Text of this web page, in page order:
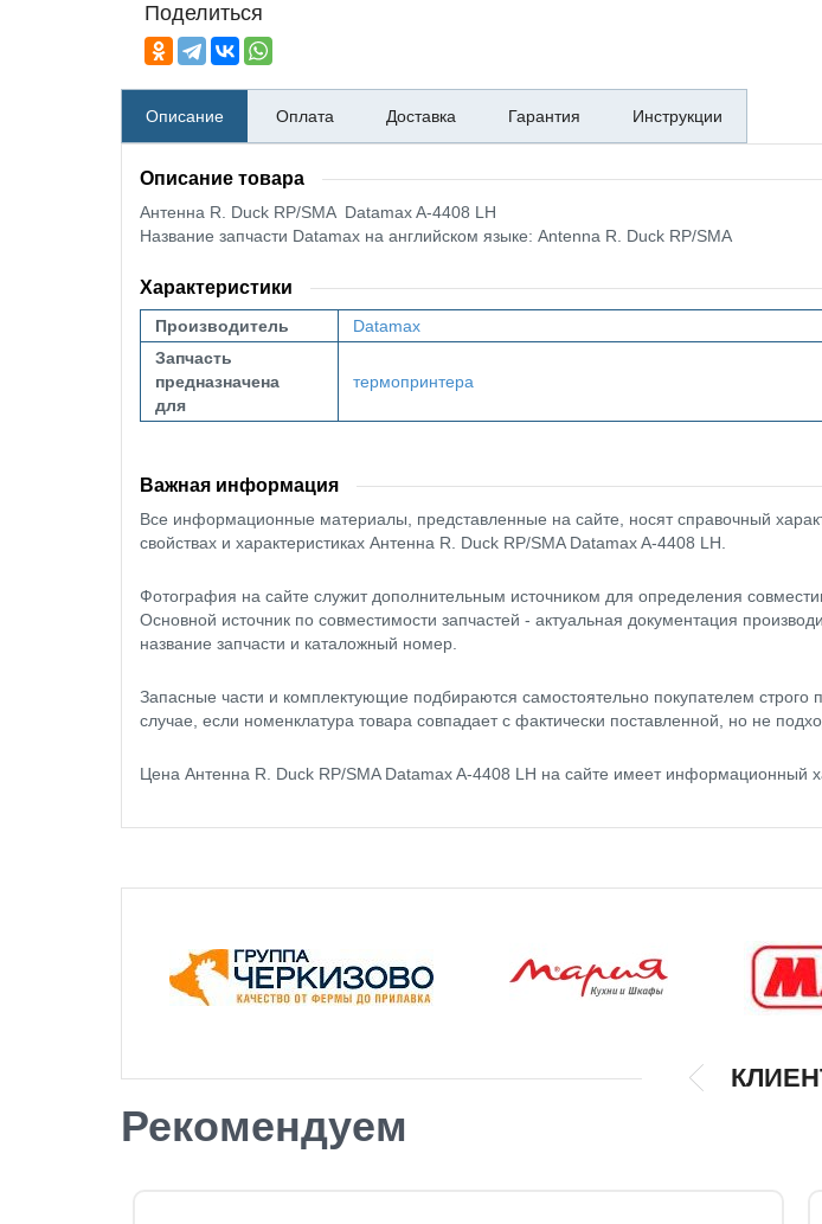
Поделиться
Описание Оплата Доставка Гарантия Инструкции
Описание товара
Антенна R. Duck RP/SMA Datamax A-4408 LH
Название запчасти Datamax на английском языке: Antenna R. Duck RP/SMA
Характеристики
Производитель
Datamax
Запчасть
предназначена
для
термопринтера
Важная информация
Все информационные материалы, представленные на сайте, носят справочный
свойствах и характеристиках Антенна R. Duck RP/SMA Datamax A-4408 LH.
Фотография на сайте служит дополнительным источником для определения
Основной источник по совместимости запчастей - актуальная документация
название запчасти и каталожный номер.
Запасные части и комплектующие подбираются самостоятельно покупателем
случае, если номенклатура товара совпадает с фактически поставленной, но не
Цена Антенна R. Duck RP/SMA Datamax A-4408 LH на сайте имеет информационный
Рекомендуем